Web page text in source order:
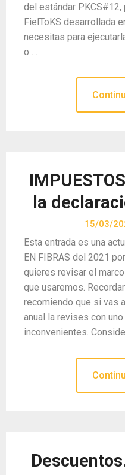
del estándar PKCS#12,
FielToKS desarrollada
necesitas para
o …
la
15/03/
Esta entrada es una
EN FIBRAS del 2021
quieres revisar el
que usaremos.
recomiendo que si vas
anual la revises con
inconvenientes.